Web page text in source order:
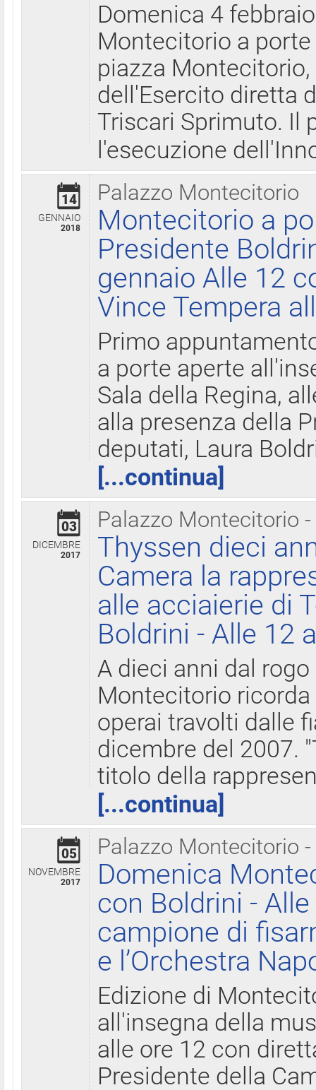
Domenica 4
Montecitorio a
piazza
dell'Esercito diretta
Triscari Sprimuto. Il
l'esecuzione
Palazzo Montecitorio
14
GENNAIO
2018
Montecitorio a
Presidente
gennaio Alle 12
Vince Tempera
Primo
a porte aperte
Sala della Regina,
alla presenza della
deputati, Laura
[...continua]
Palazzo Montecitorio
03
DICEMBRE
2017
Thyssen dieci
Camera la
alle acciaierie di
Boldrini - Alle 12
A dieci anni dal
Montecitorio
operai travolti dalle
dicembre del 2007.
titolo della
[...continua]
Palazzo Montecitorio
05
NOVEMBRE
2017
Domenica
con Boldrini -
campione di
e l’Orchestra
Edizione di
all'insegna della
alle ore 12 con
Presidente della